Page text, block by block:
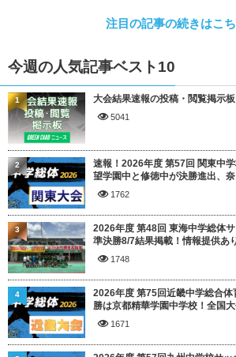
注目の記事の続きはこ
今週の人気記事ベスト10
大会結果速報の投稿・閲覧掲示板
5041
1
速報！2026年度 第57回 関東中
望学園中と修徳中が決勝進出、
1762
2
2026年度 第48回 東海中学総体サ
準決勝8/7結果掲載！情報提供あ
1748
3
2026年度 第75回近畿中学総合
勝は京都精華学園中学校！全国
1671
4